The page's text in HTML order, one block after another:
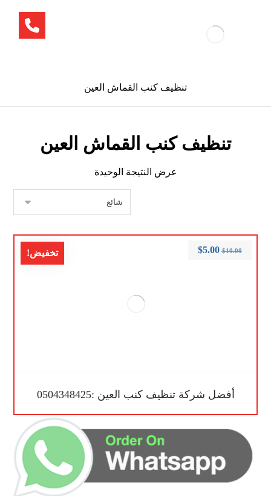
تنظيف كنب القماش العين
تنظيف كنب القماش العين
عرض النتيجة الوحيدة
تخفيض!
أفضل شركة تنظيف كنب العين :0504348425
$10.00
$5.00